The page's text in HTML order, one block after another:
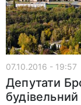
07.10.2016 - 19:57
Депутати